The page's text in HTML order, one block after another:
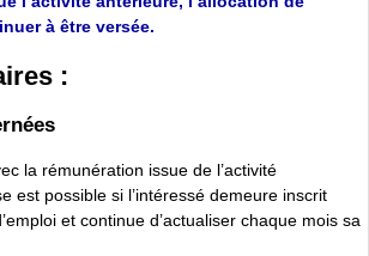
à être versée.
:
la rémunération issue de l’activité
est possible si l’intéressé demeure inscrit
et continue d’actualiser chaque mois sa